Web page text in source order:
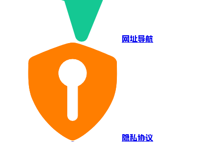
网址导航
隐私协议